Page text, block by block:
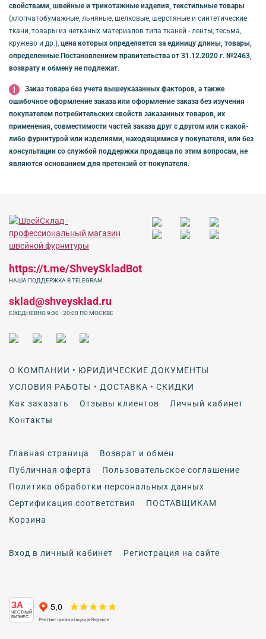
свойствами, швейные и трикотажные изделия, текстильные товары
(хлопчатобумажные, льняные, шелковые, шерстяные и синтетические
ткани, товары из нетканых материалов типа тканей - ленты, тесьма,
кружево и др.), цена которых определяется за единицу длины, товары,
определенные Постановлением правительства от 31.12.2020 г. №2463,
возврату и обмену не подлежат.
Заказ товара без учета вышеуказанных факторов, а также
ошибочное оформление заказа или оформление заказа без изучения
покупателем потребительских свойств заказанных товаров, их
применения, совместимости частей заказа друг с другом или с какой-
либо фурнитурой или изделиями, находящимися у покупателя, или без
консультации со службой поддержки продавца по этим вопросам, не
являются основанием для претензий от покупателя.
О КОМПАНИИ • ЮРИДИЧЕСКИЕ ДОКУМЕНТЫ
УСЛОВИЯ РАБОТЫ • ДОСТАВКА • СКИДКИ
Как заказать
Отзывы клиентов
Личный кабинет
Контакты
Главная страница
Возврат и обмен
Публичная оферта
Пользовательское соглашение
Политика обработки персональных данных
Сертификация соответствия
ПОСТАВЩИКАМ
Корзина
Вход в личный кабинет Регистрация на сайте
https://t.me/ShveySkladBot
НАША ПОДДЕРЖКА В TELEGRAM
sklad@shveysklad.ru
ЕЖЕДНЕВНО 9:30 - 20:00 ПО МОСКВЕ
ЗА
ЧЕСТНЫЙ
БИЗНЕС